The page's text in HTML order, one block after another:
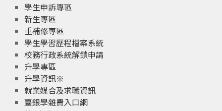
學生申訴專區
新生專區
重補修專區
學生學習歷程檔案系統
校務行政系統解鎖申請
升學專區
升學資訊※
就業媒合及求職資訊
臺銀學雜費入口網